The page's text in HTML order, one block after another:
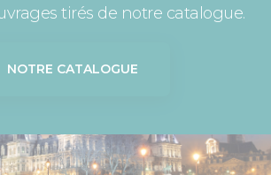
tirés de notre catalogue.
NOTRE CATALOGUE